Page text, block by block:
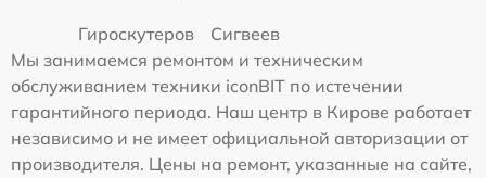
Гироскутеров
Сигвеев
Мы занимаемся ремонтом и техническим
обслуживанием техники iconBIT по истечении
гарантийного периода. Наш центр в Кирове работает
независимо и не имеет официальной авторизации от
производителя. Цены на ремонт, указанные на сайте,